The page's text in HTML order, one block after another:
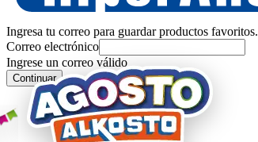
Ingresa tu correo para guardar productos favoritos.
Correo electrónico
Ingrese un correo válido
Continuar